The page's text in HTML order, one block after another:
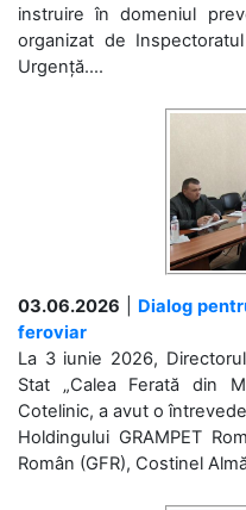
instruire în domeniul
organizat de
Urgență....
03.06.2026
Dialog
feroviar
La 3 iunie 2026,
Stat „Calea Ferată din
Cotelinic, a avut o
Holdingului GRAMPET
Român (GFR), Costinel